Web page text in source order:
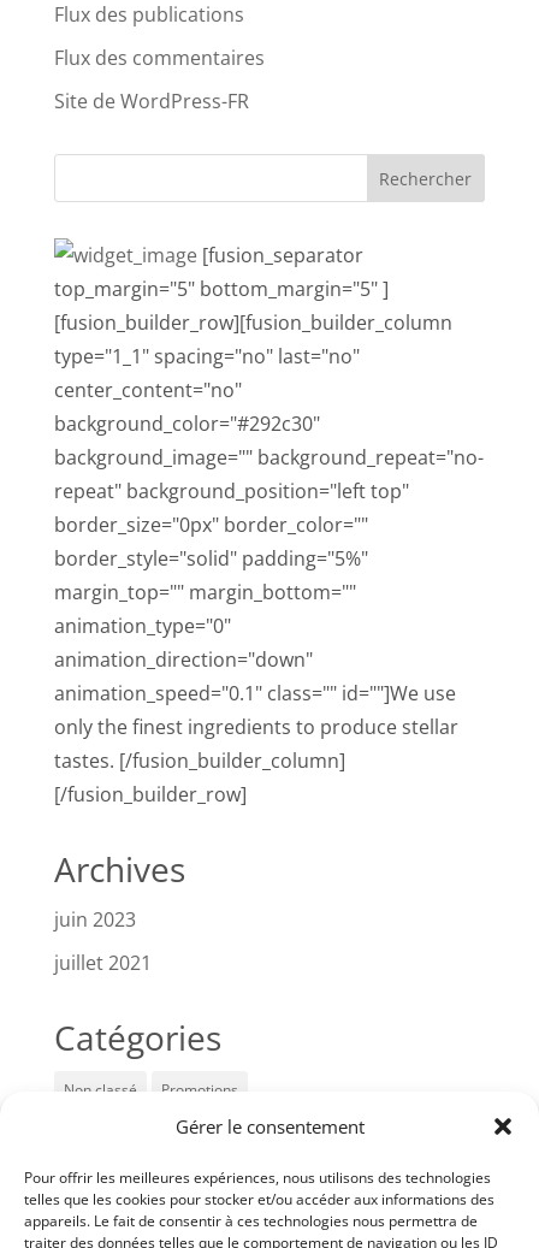
Gérer le consentement
Pour offrir les meilleures expériences, nous utilisons des technologies
telles que les cookies pour stocker et/ou accéder aux informations des
appareils. Le fait de consentir à ces technologies nous permettra de
traiter des données telles que le comportement de navigation ou les ID
Flux des publications
Flux des commentaires
Site de WordPress-FR
[fusion_separator
top_margin="5" bottom_margin="5" ]
[fusion_builder_row][fusion_builder_column
type="1_1" spacing="no" last="no"
center_content="no"
background_color="#292c30"
background_image="" background_repeat="no-
repeat" background_position="left top"
border_size="0px" border_color=""
border_style="solid" padding="5%"
margin_top="" margin_bottom=""
animation_type="0"
animation_direction="down"
animation_speed="0.1" class="" id=""]We use
only the finest ingredients to produce stellar
tastes. [/fusion_builder_column]
[/fusion_builder_row]
Archives
juin 2023
juillet 2021
Catégories
Non classé Promotions
Articles récents
Prise de rendez-vous en ligne